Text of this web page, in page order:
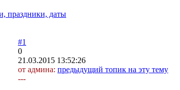
праздники, даты
#1
0
21.03.2015 13:52:26
от админа: предыдущий топик на эту тему
---